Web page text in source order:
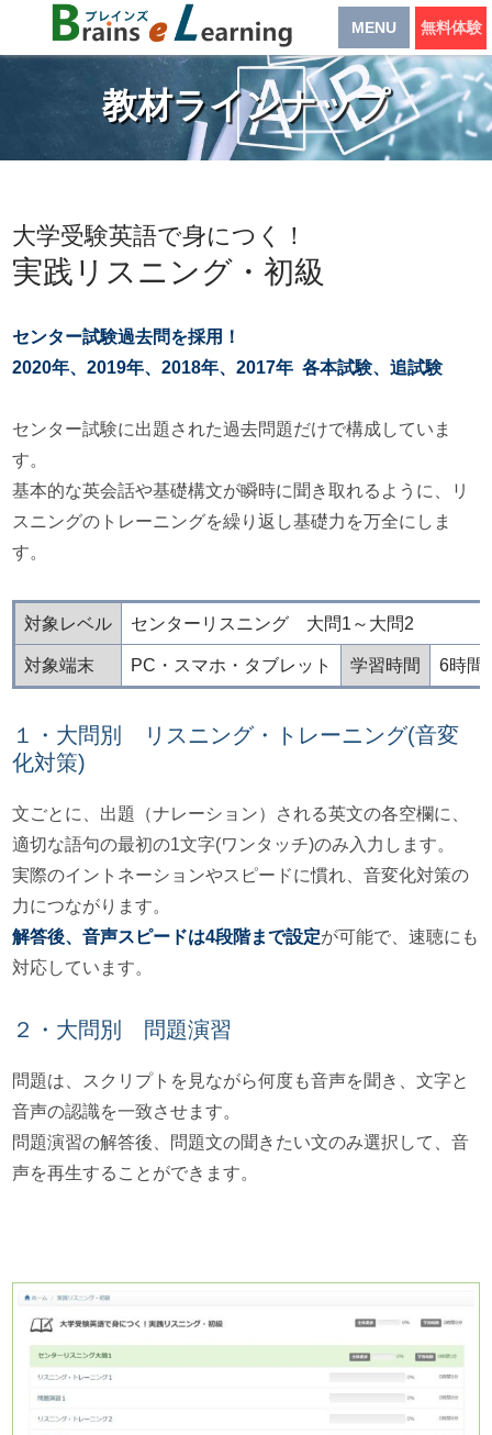
教材ラインナップ
大学受験英語で身につく！
実践リスニング・初級
センター試験過去問を採用！
2020年、2019年、2018年、2017年 各本試験、追試験
センター試験に出題された過去問題だけで構成していま
す。
基本的な英会話や基礎構文が瞬時に聞き取れるように、リ
スニングのトレーニングを繰り返し基礎力を万全にしま
す。
対象レベル センターリスニング 大問1～大問2
対象端末 PC・スマホ・タブレット 学習時間 6時間
１・大問別 リスニング・トレーニング(音変
化対策)
文ごとに、出題（ナレーション）される英文の各空欄に、
適切な語句の最初の1文字(ワンタッチ)のみ入力します。
実際のイントネーションやスピードに慣れ、音変化対策の
力につながります。
解答後、音声スピードは4段階まで設定が可能で、速聴にも
対応しています。
２・大問別 問題演習
問題は、スクリプトを見ながら何度も音声を聞き、文字と
音声の認識を一致させます。
問題演習の解答後、問題文の聞きたい文のみ選択して、音
声を再生することができます。
MENU 無料体験